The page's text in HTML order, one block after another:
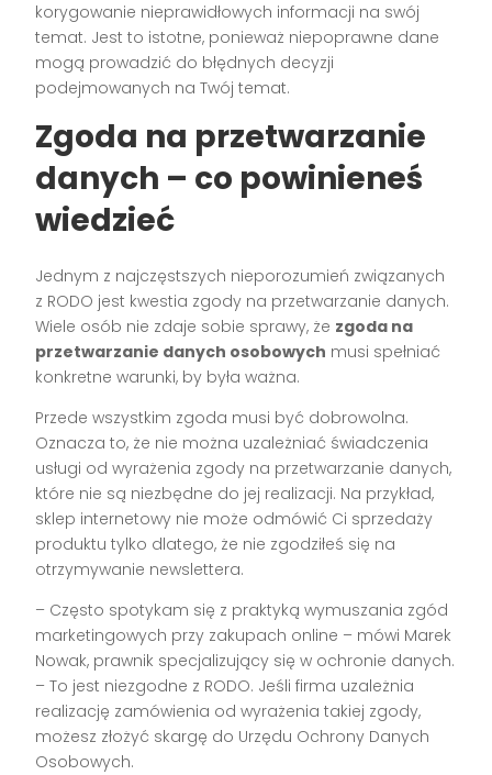
korygowanie nieprawidłowych informacji na swój
temat. Jest to istotne, ponieważ niepoprawne dane
mogą prowadzić do błędnych decyzji
podejmowanych na Twój temat.
Zgoda na przetwarzanie
danych – co powinieneś
wiedzieć
Jednym z najczęstszych nieporozumień związanych
z RODO jest kwestia zgody na przetwarzanie danych.
Wiele osób nie zdaje sobie sprawy, że zgoda na
przetwarzanie danych osobowych musi spełniać
konkretne warunki, by była ważna.
Przede wszystkim zgoda musi być dobrowolna.
Oznacza to, że nie można uzależniać świadczenia
usługi od wyrażenia zgody na przetwarzanie danych,
które nie są niezbędne do jej realizacji. Na przykład,
sklep internetowy nie może odmówić Ci sprzedaży
produktu tylko dlatego, że nie zgodziłeś się na
otrzymywanie newslettera.
– Często spotykam się z praktyką wymuszania zgód
marketingowych przy zakupach online – mówi Marek
Nowak, prawnik specjalizujący się w ochronie danych.
– To jest niezgodne z RODO. Jeśli firma uzależnia
realizację zamówienia od wyrażenia takiej zgody,
możesz złożyć skargę do Urzędu Ochrony Danych
Osobowych.